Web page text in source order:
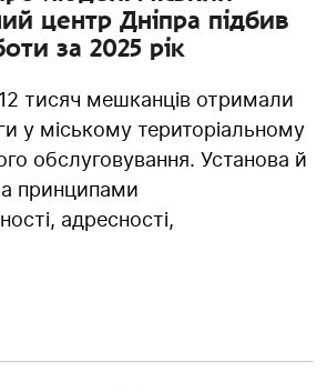
центр Дніпра підбив
за 2025 рік
тисяч мешканців отримали
у міському територіальному
обслуговування. Установа й
принципами
адресності,